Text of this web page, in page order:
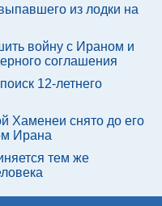
из лодки на
войну с Ираном и
соглашения
12-летнего
Хаменеи снято до его
Ирана
тем же